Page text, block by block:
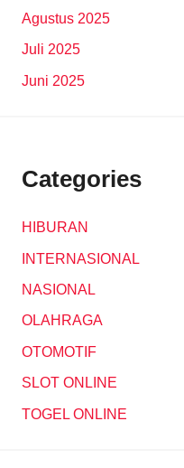
Agustus 2025
Juli 2025
Juni 2025
Categories
HIBURAN
INTERNASIONAL
NASIONAL
OLAHRAGA
OTOMOTIF
SLOT ONLINE
TOGEL ONLINE